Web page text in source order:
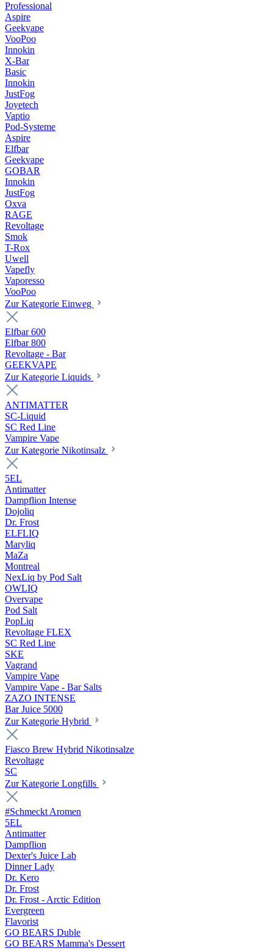
Professional
Aspire
Geekvape
VooPoo
Innokin
X-Bar
Basic
Innokin
JustFog
Joyetech
Vaptio
Pod-Systeme
Aspire
Elfbar
Geekvape
GOBAR
Innokin
JustFog
Oxva
RAGE
Revoltage
Smok
T-Rox
Uwell
Vapefly
Vaporesso
VooPoo
Zur Kategorie Einweg
Elfbar 600
Elfbar 800
Revoltage - Bar
GEEKVAPE
Zur Kategorie Liquids
ANTIMATTER
SC-Liquid
SC Red Line
Vampire Vape
Zur Kategorie Nikotinsalz
5EL
Antimatter
Dampflion Intense
Dojoliq
Dr. Frost
ELFLIQ
Maryliq
MaZa
Montreal
NexLiq by Pod Salt
OWLIQ
Overvape
Pod Salt
PopLiq
Revoltage FLEX
SC Red Line
SKE
Vagrand
Vampire Vape
Vampire Vape - Bar Salts
ZAZO INTENSE
Bar Juice 5000
Zur Kategorie Hybrid
Fiasco Brew Hybrid Nikotinsalze
Revoltage
SC
Zur Kategorie Longfills
#Schmeckt Aromen
5EL
Antimatter
Dampflion
Dexter's Juice Lab
Dinner Lady
Dr. Kero
Dr. Frost
Dr. Frost - Arctic Edition
Evergreen
Flavorist
GO BEARS Duble
GO BEARS Mamma's Dessert